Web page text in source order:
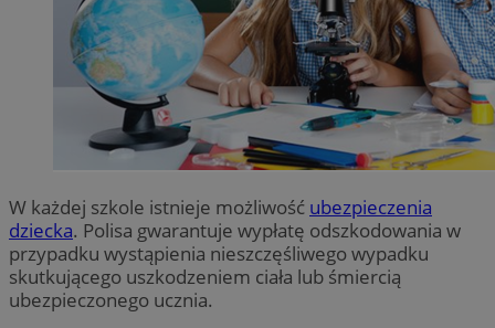
W każdej szkole istnieje możliwość ubezpieczenia
dziecka. Polisa gwarantuje wypłatę odszkodowania w
przypadku wystąpienia nieszczęśliwego wypadku
skutkującego uszkodzeniem ciała lub śmiercią
ubezpieczonego ucznia.